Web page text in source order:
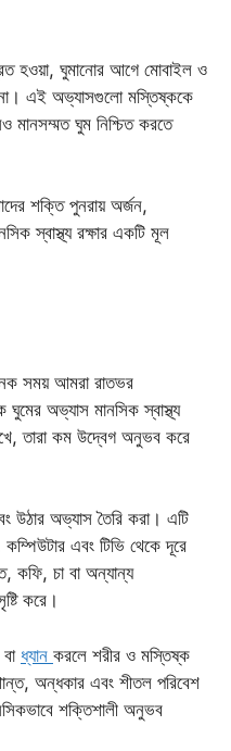
হওয়া, ঘুমানোর আগে মোবাইল ও
এই অভ্যাসগুলো মস্তিষ্ককে
মানসম্মত ঘুম নিশ্চিত করতে
শক্তি পুনরায় অর্জন,
স্বাস্থ্য রক্ষার একটি মূল
সময় আমরা রাতভর
ঘুমের অভ্যাস মানসিক স্বাস্থ্য
তারা কম উদ্বেগ অনুভব করে
অভ্যাস তৈরি করা। এটি
এবং টিভি থেকে দূরে
কফি, চা বা অন্যান্য
করে।
ধ্যান করলে শরীর ও মস্তিষ্ক
অন্ধকার এবং শীতল পরিবেশ
শক্তিশালী অনুভব